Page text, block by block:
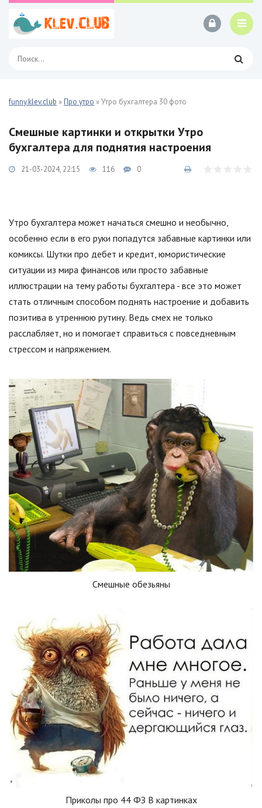
funny.klev.club »Про утро » Утро бухгалтера 30 фото
Смешные картинки и открытки Утро
бухгалтера для поднятия настроения
21-03-2024, 22:15 116 0
Утро бухгалтера может начаться смешно и необычно,
особенно если в его руки попадутся забавные картинки или
комиксы. Шутки про дебет и кредит, юмористические
ситуации из мира финансов или просто забавные
иллюстрации на тему работы бухгалтера - все это может
стать отличным способом поднять настроение и добавить
позитива в утреннюю рутину. Ведь смех не только
расслабляет, но и помогает справиться с повседневным
стрессом и напряжением.
Смешные обезьяны
Приколы про 44 ФЗ В картинках